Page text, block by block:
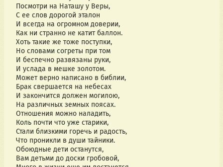
Посмотри на Наташу у Веры,
С ее слов дорогой эталон
И всегда на огромном доверии,
Как ни странно не катит баллон.
Хоть такие же тоже поступки,
Но словами согреты при том
И беспечно развязаны руки,
И услада в мешке золотом.
Может верно написано в библии,
Брак свершается на небесах
И закончится должен могилою,
На различных земных поясах.
Отношения можно наладить,
Коль почти что уже старики,
Стали близкими горечь и радость,
Что проникли в души тайники.
Обоюдные дети останутся,
Вам детьми до доски гробовой,